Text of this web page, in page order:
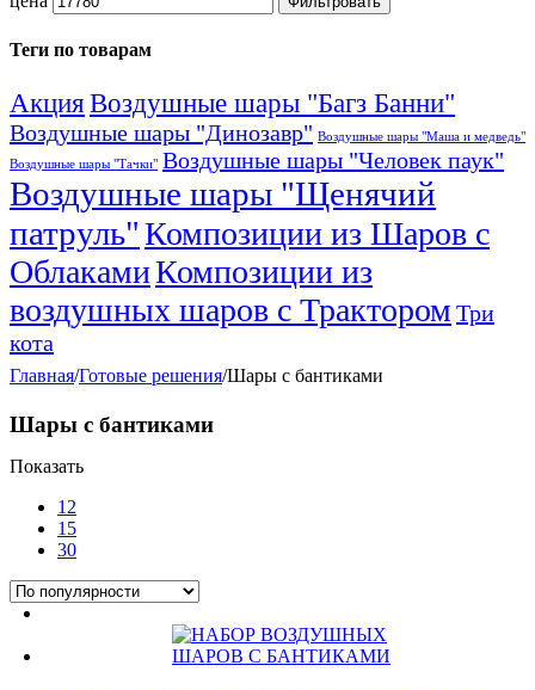
Теги по товарам
АкцияВоздушные шары "Багз Банни"
Воздушные шары "Динозавр" Воздушные шары "Маша и медведь"
Воздушные шары "Тачки" Воздушные шары "Человек паук"
Воздушные шары "Щенячий
патруль"Композиции из Шаров с
ОблакамиКомпозиции из
воздушных шаров с Трактором Три
кота
Главная/Готовые решения/Шары с бантиками
Шары с бантиками
Показать
12
15
30